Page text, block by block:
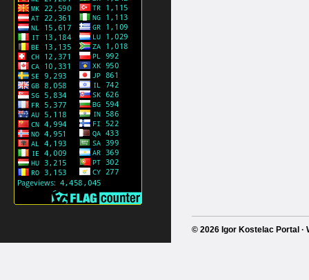
© 2026 Igor Kostelac Portal